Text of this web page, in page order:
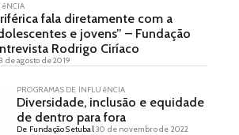
fala diretamente com a
e jovens” – Fundação
Rodrigo Ciríaco
de agosto de 2019
PROGRAMAS DE INFLUêNCIA
Diversidade, inclusão e equidade
de dentro para fora
De Fundação Setubal30 de novembro de 2022